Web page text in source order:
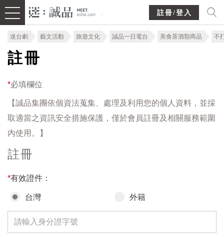
註冊/登入
迷台劇 藝文活動 旅遊文化 誠品一日電台 美食茶酒類商品 不
註冊
*必填欄位
【誠品集團依個資法蒐集、處理及利用您的個人資料，並採
取適當之資訊安全措施保護，僅於會員註冊及相關服務範圍
內使用。】
註冊
*有效證件：
台灣 外籍